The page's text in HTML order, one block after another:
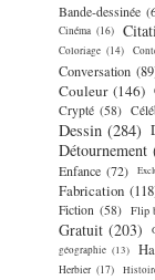
Bande-dessinée
Cinéma (16)
Coloriage (14)
Conversation
Couleur (146)
Crypté (58)
Dessin (284)
Détournement
Enfance (72)
Fabrication
Fiction (58) Flip
Gratuit (203)
géographie (13)
Herbier (17)